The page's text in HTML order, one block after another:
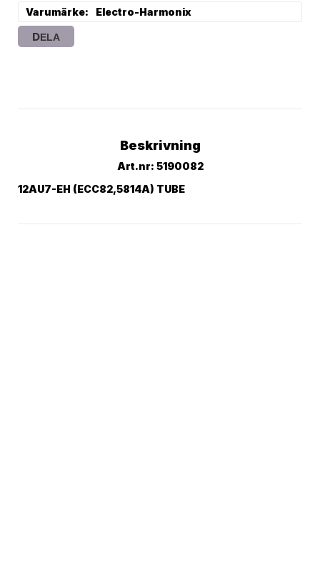
Varumärke Electro-Harmonix
DELA
Beskrivning
Art.nr: 5190082
12AU7-EH (ECC82,5814A) TUBE